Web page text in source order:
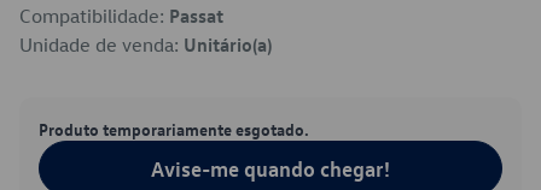
Compatibilidade: Passat
Unidade de venda: Unitário(a)
Produto temporariamente esgotado.
Avise-me quando chegar!